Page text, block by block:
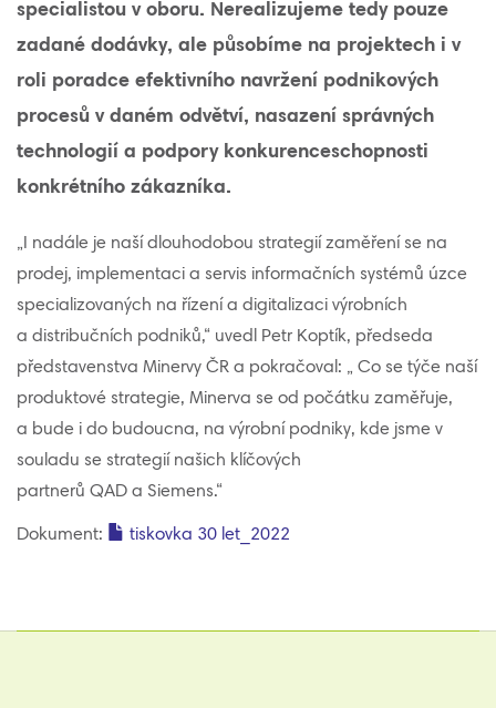
specialistou v oboru. Nerealizujeme tedy pouze
zadané dodávky, ale působíme na projektech i v
roli poradce efektivního navržení podnikových
procesů v daném odvětví, nasazení správných
technologií a podpory konkurenceschopnosti
konkrétního zákazníka.
„I nadále je naší dlouhodobou strategií zaměření se na
prodej, implementaci a servis informačních systémů úzce
specializovaných na řízení a digitalizaci výrobních
a distribučních podniků,“ uvedl Petr Koptík, předseda
představenstva Minervy ČR a pokračoval: „ Co se týče naší
produktové strategie, Minerva se od počátku zaměřuje,
a bude i do budoucna, na výrobní podniky, kde jsme v
souladu se strategií našich klíčových
partnerů QAD a Siemens.“
Dokument: tiskovka 30 let_2022